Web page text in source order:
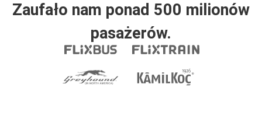
Zaufało nam ponad 500 milionów
pasażerów.